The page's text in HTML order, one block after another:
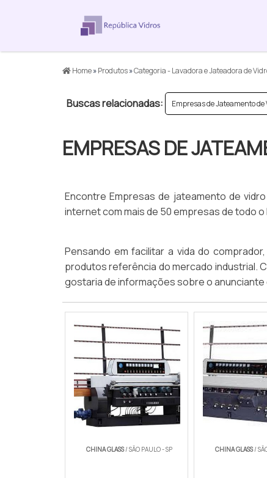
Home»Produtos»Categoria - Lavadora e Jateadora de
Buscas relacionadas: Empresas de Jateamento
EMPRESAS DE
Encontre Empresas de jateamento de
internet com mais de 50 empresas de todo
Pensando em facilitar a vida do
produtos referência do mercado industrial.
gostaria de informações sobre o anunciante
CHINA GLASS/ SÃO PAULO - SP CHINA GLASS/